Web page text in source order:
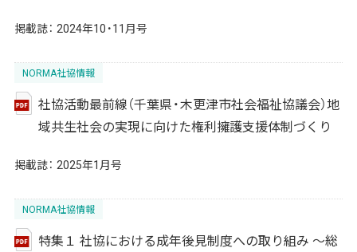
掲載誌： 2024年10・11月号
NORMA社協情報
社協活動最前線（千葉県・木更津市社会福祉協議会）地
域共生社会の実現に向けた権利擁護支援体制づくり
掲載誌： 2025年1月号
NORMA社協情報
特集１ 社協における成年後見制度への取り組み ～総